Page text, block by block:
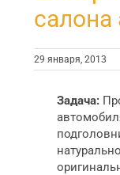
салона
29 января, 2013
Задача: